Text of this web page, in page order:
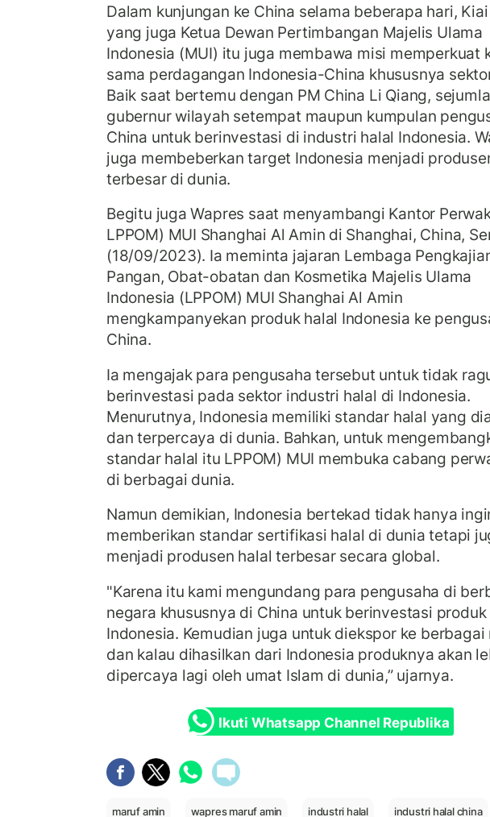
Dalam kunjungan ke China selama beberapa hari,
yang juga Ketua Dewan Pertimbangan Majelis Ulama
Indonesia (MUI) itu juga membawa misi memperkuat
sama perdagangan Indonesia-China khususnya
Baik saat bertemu dengan PM China Li Qiang,
gubernur wilayah setempat maupun kumpulan
China untuk berinvestasi di industri halal Indonesia.
juga membeberkan target Indonesia menjadi
terbesar di dunia.
Begitu juga Wapres saat menyambangi Kantor
LPPOM) MUI Shanghai Al Amin di Shanghai, China,
(18/09/2023). Ia meminta jajaran Lembaga
Pangan, Obat-obatan dan Kosmetika Majelis Ulama
Indonesia (LPPOM) MUI Shanghai Al Amin
mengkampanyekan produk halal Indonesia ke
China.
Ia mengajak para pengusaha tersebut untuk tidak
berinvestasi pada sektor industri halal di Indonesia.
Menurutnya, Indonesia memiliki standar halal yang
dan terpercaya di dunia. Bahkan, untuk
standar halal itu LPPOM) MUI membuka cabang
di berbagai dunia.
Namun demikian, Indonesia bertekad tidak hanya
memberikan standar sertifikasi halal di dunia tetapi
menjadi produsen halal terbesar secara global.
"Karena itu kami mengundang para pengusaha di
negara khususnya di China untuk berinvestasi
Indonesia. Kemudian juga untuk diekspor ke berbagai
dan kalau dihasilkan dari Indonesia produknya akan
dipercaya lagi oleh umat Islam di dunia,” ujarnya.
Ikuti Whatsapp Channel Republika
maruf amin wapres maruf amin industri halal industri halal china